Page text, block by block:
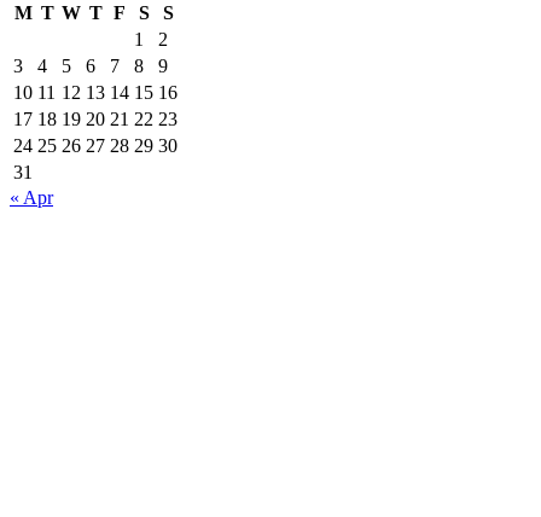
M T W T F S
S
1
2
3
4 5 6 7 8
9
10 11 12 13 14 15 16
17 18 19 20 21 22 23
24 25 26 27 28 29 30
31
« Apr